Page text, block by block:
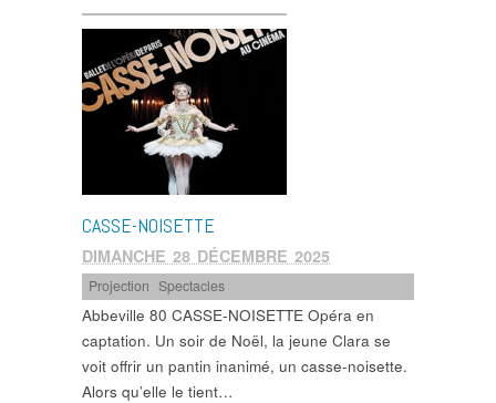
CASSE-NOISETTE
DIMANCHE 28 DÉCEMBRE 2025
Projection ,Spectacles
Abbeville 80 CASSE-NOISETTE Opéra en
captation. Un soir de Noël, la jeune Clara se
voit offrir un pantin inanimé, un casse-noisette.
Alors qu’elle le tient…